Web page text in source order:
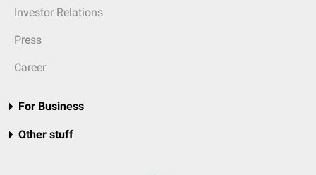
Investor Relations
Press
Career
For Business
Other stuff